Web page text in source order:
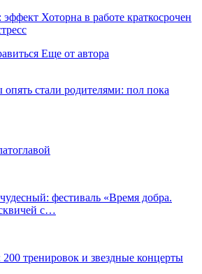
Хоторна в работе краткосрочен
Еще от автора
стали родителями: пол пока
фестиваль «Время добра.
с…
тренировок и звездные концерты